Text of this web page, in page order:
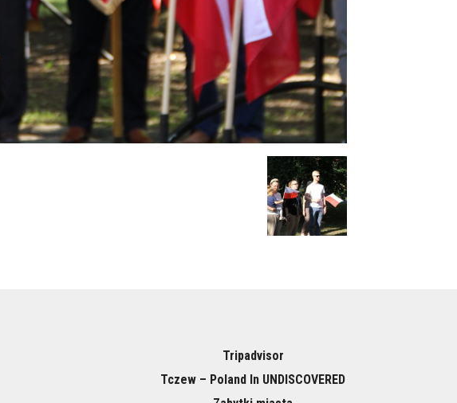
Tripadvisor
Tczew – Poland In UNDISCOVERED